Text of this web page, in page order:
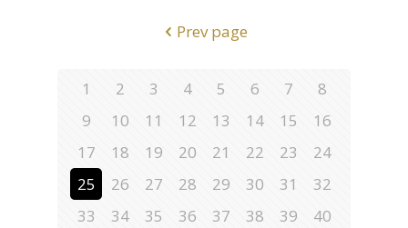
Prev page
1 2 3 4 5 6 7
8
9
10 11 12 13 14 15
16
17
18 19 20 21 22 23
24
25
26 27 28 29 30 31
32
33
34 35 36 37 38 39
40